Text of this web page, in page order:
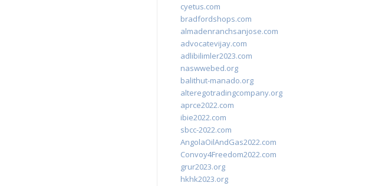
cyetus.com
bradfordshops.com
almadenranchsanjose.com
advocatevijay.com
adlibilimler2023.com
naswwebed.org
balithut-manado.org
alteregotradingcompany.org
aprce2022.com
ibie2022.com
sbcc-2022.com
AngolaOilAndGas2022.com
Convoy4Freedom2022.com
grur2023.org
hkhk2023.org